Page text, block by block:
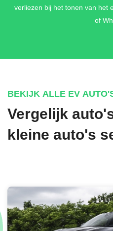
verliezen bij het tonen van het
of
BEKIJK ALLE EV
Vergelijk auto's in het SUV
kleine auto's